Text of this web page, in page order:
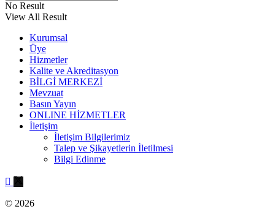
No Result
View All Result
Kurumsal
Üye
Hizmetler
Kalite ve Akreditasyon
BİLGİ MERKEZİ
Mevzuat
Basın Yayın
ONLINE HİZMETLER
İletişim
İletişim Bilgilerimiz
Talep ve Şikayetlerin İletilmesi
Bilgi Edinme
© 2026